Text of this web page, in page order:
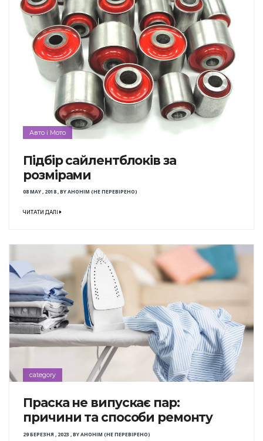
Авто і Мото
Підбір сайлентблоків за
розмірами
08 MAY , 2018,BYАНОНІМ (НЕ ПЕРЕВІРЕНО)
ЧИТАТИ ДАЛІ
category
Праска не випускає пар:
причини та способи ремонту
29 БЕРЕЗНЯ , 2023 ,BYАНОНІМ (НЕ ПЕРЕВІРЕНО)